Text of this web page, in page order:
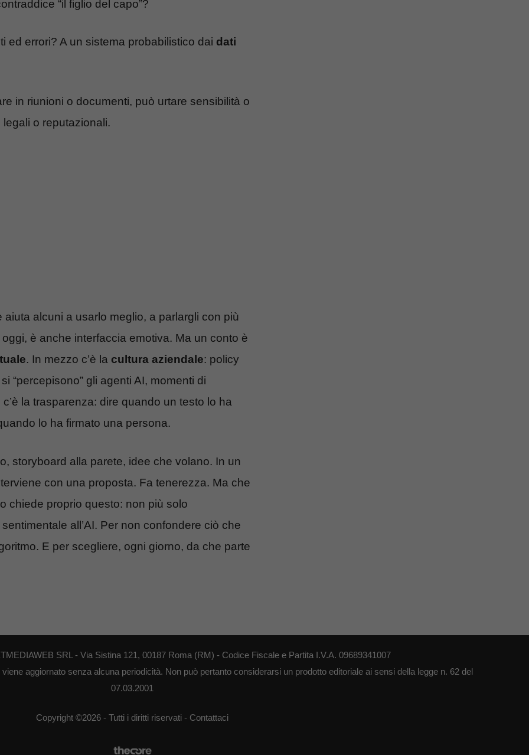
“il figlio del capo”?
ed errori? A un sistema probabilistico dai dati
in riunioni o documenti, può urtare sensibilità o
o reputazionali.
alcuni a usarlo meglio, a parlargli con più
è anche interfaccia emotiva. Ma un conto è
. In mezzo c’è la cultura aziendale: policy
“percepisono” gli agenti AI, momenti di
la trasparenza: dire quando un testo lo ha
lo ha firmato una persona.
storyboard alla parete, idee che volano. In un
con una proposta. Fa tenerezza. Ma che
chiede proprio questo: non più solo
all’AI. Per non confondere ciò che
E per scegliere, ogni giorno, da che parte
SRL - Via Sistina 121, 00187 Roma (RM) - Codice Fiscale e Partita I.V.A. 09689341007
aggiornato senza alcuna periodicità. Non può pertanto considerarsi un prodotto editoriale ai sensi della legge n. 62 del
07.03.2001
Copyright ©2026 - Tutti i diritti riservati - Contattaci